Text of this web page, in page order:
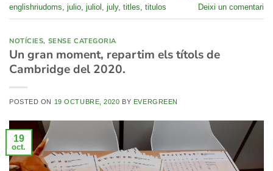
englishriudoms julio juliol july, titles titulos Deixi un comentari
NOTÍCIES, SENSE CATEGORIA
Un gran moment, repartim els títols de
Cambridge del 2020.
POSTED ON 19 OCTUBRE, 2020 BY EVERGREEN
19
oct.